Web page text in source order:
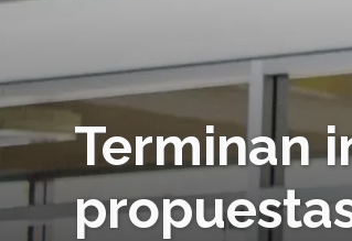
Terminan